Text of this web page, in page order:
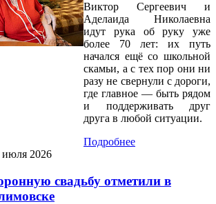
Виктор Сергеевич и
Аделаида Николаевна
идут рука об руку уже
более 70 лет: их путь
начался ещё со школьной
скамьи, а с тех пор они ни
разу не свернули с дороги,
где главное — быть рядом
и поддерживать друг
друга в любой ситуации.
Подробнее
июля 2026
свадьбу отметили в